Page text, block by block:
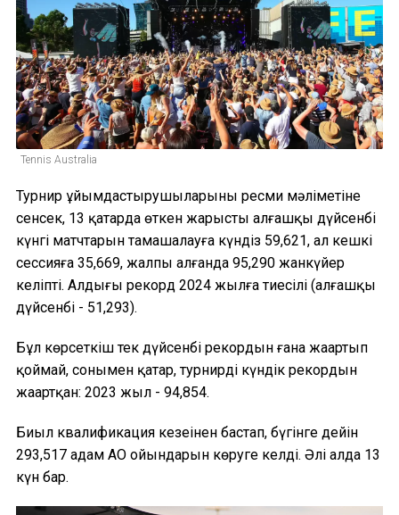
Tennis Australia
Турнир ұйымдастырушыларының ресми мәліметіне
сенсек, 13 қаңтарда өткен жарыстың алғашқы дүйсенбі
күнгі матчтарын тамашалауға күндіз 59,621, ал кешкі
сессияға 35,669, жалпы алғанда 95,290 жанкүйер
келіпті. Алдыңғы рекорд 2024 жылға тиесілі (алғашқы
дүйсенбі - 51,293).
Бұл көрсеткіш тек дүйсенбі рекордын ғана жаңартып
қоймай, сонымен қатар, турнирдің күндік рекордын
жаңартқан: 2023 жыл - 94,854.
Биыл квалификация кезеңінен бастап, бүгінге дейін
293,517 адам АО ойындарын көруге келді. Әлі алда 13
күн бар.